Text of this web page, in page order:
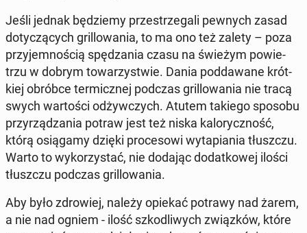
Jeśli jednak bę­dzie­my prze­strze­ga­li pewnych zasad
do­ty­czą­cych gril­lo­wa­nia, to ma ono też zalety – poza
przy­jem­no­ścią spę­dza­nia czasu na świeżym po­wie­
trzu w dobrym to­wa­rzy­stwie. Dania pod­da­wa­ne krót­
kiej obróbce ter­micz­nej podczas gril­lo­wa­nia nie tracą
swych war­to­ści od­żyw­czych. Atutem takiego sposobu
przy­rzą­dza­nia potraw jest też niska ka­lo­rycz­ność,
którą osią­ga­my dzięki pro­ce­so­wi wy­ta­pia­nia tłusz­czu.
Warto to wy­ko­rzy­stać, nie dodając do­dat­ko­wej ilości
tłusz­czu podczas gril­lo­wa­nia.
Aby było zdro­wiej, należy opiekać potrawy nad żarem,
a nie nad ogniem - ilość szko­dli­wych związ­ków, które